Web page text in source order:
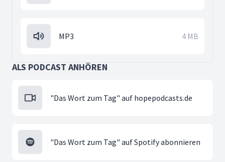
MP3 4 MB
ALS PODCAST ANHÖREN
"Das Wort zum Tag" auf hopepodcasts.de
"Das Wort zum Tag" auf Spotify abonnieren